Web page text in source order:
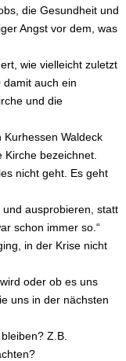
die Gesundheit und
Angst vor dem, was
wie vielleicht zuletzt
auch ein
und die
Kurhessen Waldeck
bezeichnet.
nicht geht. Es geht
ausprobieren, statt
schon immer so.“
in der Krise nicht
oder ob es uns
uns in der nächsten
Z.B.